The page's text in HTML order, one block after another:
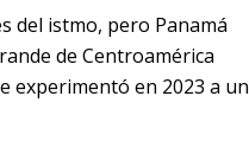
del istmo, pero Panamá
de Centroamérica
experimentó en 2023 a un